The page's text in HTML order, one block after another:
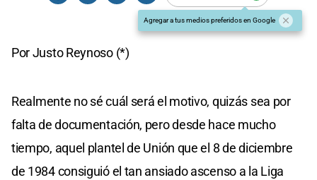
Agregar a tus medios preferidos en Google
Por Justo Reynoso (*)
Realmente no sé cuál será el motivo, quizás sea por
falta de documentación, pero desde hace mucho
tiempo, aquel plantel de Unión que el 8 de diciembre
de 1984 consiguió el tan ansiado ascenso a la Liga